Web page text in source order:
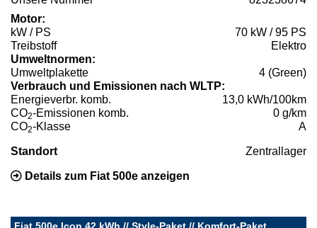
Motor:
kW / PS
70 kW / 95 PS
Treibstoff
Elektro
Umweltnormen:
Umweltplakette
4 (Green)
Verbrauch und Emissionen nach WLTP:
Energieverbr. komb.
13,0 kWh/100km
CO2-Emissionen komb.
0 g/km
CO2-Klasse A
Standort Zentrallager
Details zum Fiat 500e anzeigen
Fiat 500e Icon 42 kWh // Style-Paket // Komfort-Paket